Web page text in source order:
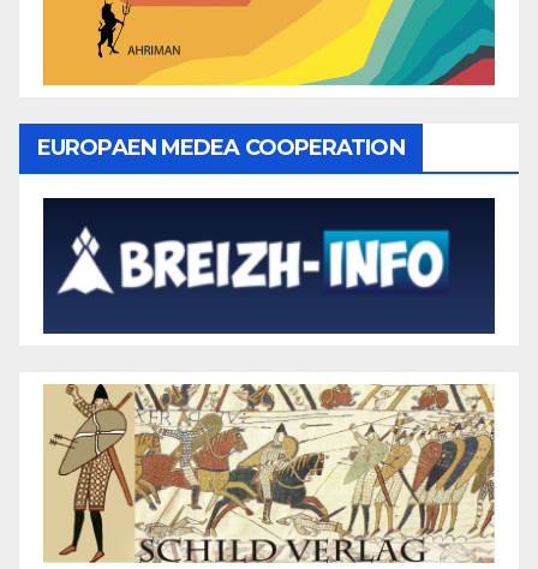
EUROPAEN MEDEA COOPERATION